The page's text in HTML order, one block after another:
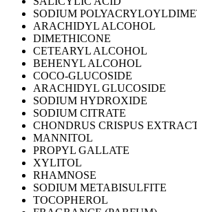
SODIUM
ARACHIDYL ALCOHOL
DIMETHICONE
CETEARYL ALCOHOL
BEHENYL ALCOHOL
COCO-GLUCOSIDE
ARACHIDYL GLUCOSIDE
SODIUM HYDROXIDE
SODIUM CITRATE
CHONDRUS CRISPUS
MANNITOL
PROPYL GALLATE
XYLITOL
RHAMNOSE
SODIUM METABISULFITE
TOCOPHEROL